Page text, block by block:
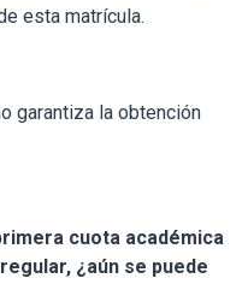
esta matrícula.
garantiza la obtención
cuota académica
¿aún se puede